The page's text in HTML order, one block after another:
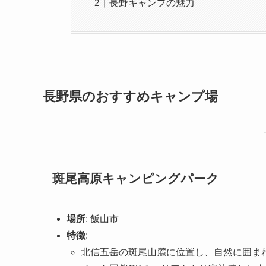
長野キャンプの魅力
長野県のおすすめキャンプ場
斑尾高原キャンピングパーク
場所: 飯山市
特徴:
北信五岳の斑尾山麓に位置し、自然に囲ま